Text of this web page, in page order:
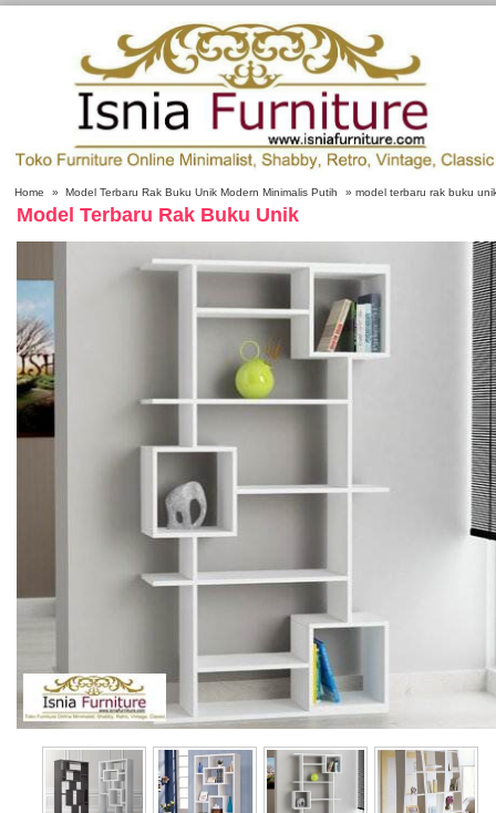
Home » Model Terbaru Rak Buku Unik Modern Minimalis Putih » model terbaru rak buku
Model Terbaru Rak Buku Unik